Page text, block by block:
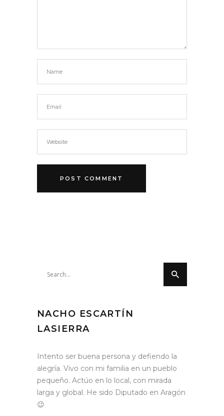
NACHO ESCARTÍN
LASIERRA
Intento ser buena persona y defiendo la
alegría. Vivo con mi familia en un pueblo
pequeño. Actúo en lo local, con mirada
larga y global. He sido Diputado en Aragón
😉